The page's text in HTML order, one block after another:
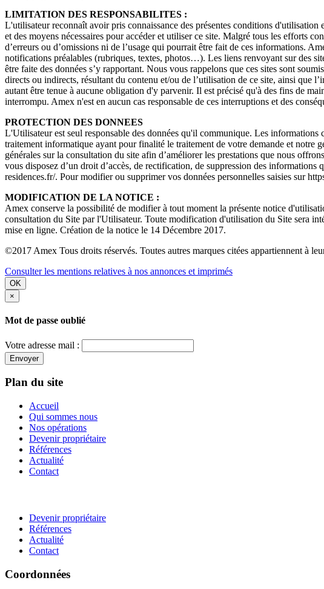
LIMITATION DES RESPONSABILITES :
L'utilisateur reconnaît avoir pris connaissance des présentes conditions
et des moyens nécessaires pour accéder et utiliser ce site. Malgré tous les efforts
d’erreurs ou d’omissions ni de l’usage qui pourrait être fait de ces informations.
notifications préalables (rubriques, textes, photos…). Les liens renvoyant sur des
être faite des données s’y rapportant. Nous vous rappelons que ces sites sont
directs ou indirects, résultant du contenu et/ou de l’utilisation de ce site, ainsi que
autant être tenue à aucune obligation d'y parvenir. Il est précisé qu'à des fins de
interrompu. Amex n'est en aucun cas responsable de ces interruptions et des
PROTECTION DES DONNEES
L'Utilisateur est seul responsable des données qu'il communique. Les
traitement informatique ayant pour finalité le traitement de votre demande et notre
générales sur la consultation du site afin d’améliorer les prestations que nous
vous disposez d’un droit d’accès, de rectification, de suppression des
residences.fr/. Pour modifier ou supprimer vos données personnelles saisies sur
MODIFICATION DE LA NOTICE :
Amex conserve la possibilité de modifier à tout moment la présente notice
consultation du Site par l'Utilisateur. Toute modification d'utilisation du Site sera
mise en ligne. Création de la notice le 14 Décembre 2017.
©2017 Amex Tous droits réservés. Toutes autres marques citées appartiennent à
Consulter les mentions relatives à nos annonces et imprimés
OK
×
Mot de passe oublié
Votre adresse mail :
Envoyer
Plan du site
Accueil
Qui sommes nous
Nos opérations
Devenir propriétaire
Références
Actualité
Contact
Devenir propriétaire
Références
Actualité
Contact
Coordonnées